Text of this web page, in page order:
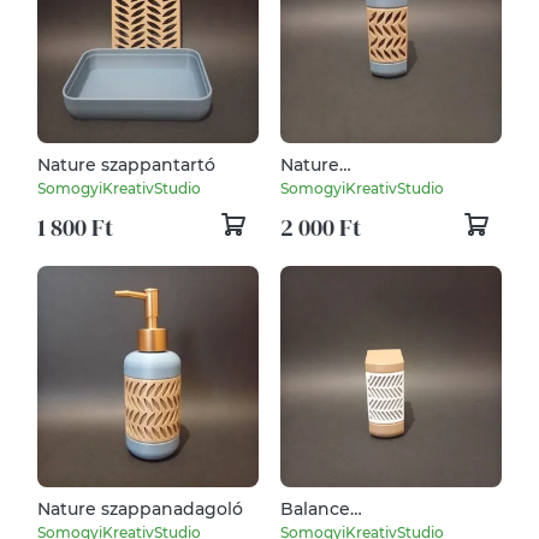
Nature szappantartó
SomogyiKreativStudio
1 800 Ft
Nature
törölköző/konyharuhatartó
SomogyiKreativStudio
2 000 Ft
Nature szappanadagoló
SomogyiKreativStudio
Balance
törölköző/konyharuhatartó
SomogyiKreativStudio